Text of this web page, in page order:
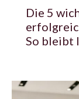
Die 5
So bleibt